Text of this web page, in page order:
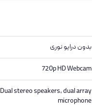
بدون درایو نوری
720p HD Webcam
Dual stereo speakers, dual array
microphone